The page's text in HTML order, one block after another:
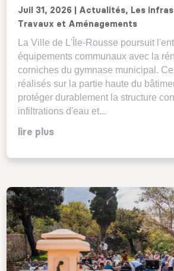
Juil 31, 2026 Actualités, Les
Travaux et Aménagements
La Ville de L'Île-Rousse poursuit
équipements communaux avec la
corniches du gymnase municipal.
réalisés sur la partie haute du
protéger durablement la structure
infiltrations d'eau et...
lire plus